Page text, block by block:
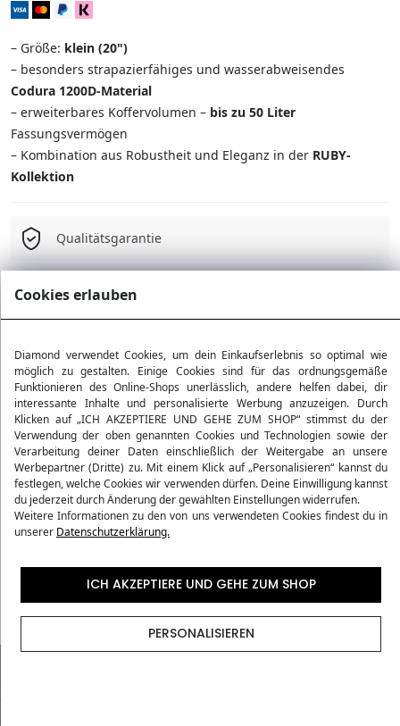
Großer Koffer
Set: Mittel + Reisetasche ausverkauft
3-in-1 Set
4-in-1 Set
– Größe: klein (20")
– besonders strapazierfähiges und wasserabweisendes
Codura 1200D-Material
– erweiterbares Koffervolumen – bis zu 50 Liter
Fassungsvermögen
– Kombination aus Robustheit und Eleganz in der RUBY-
Kollektion
Qualitätsgarantie
Kostenloser Versand ab 75 Є
Produktdetails
Bewertungen
Versandmethoden
Vorgaben der Fluggesellschaften
Cookies erlauben
Diamond verwendet Cookies, um dein Einkaufserlebnis so optimal wie
möglich zu gestalten. Einige Cookies sind für das ordnungsgemäße
Funktionieren des Online-Shops unerlässlich, andere helfen dabei, dir
interessante Inhalte und personalisierte Werbung anzuzeigen. Durch
Klicken auf „ICH AKZEPTIERE UND GEHE ZUM SHOP“ stimmst du der
Verwendung der oben genannten Cookies und Technologien sowie der
Verarbeitung deiner Daten einschließlich der Weitergabe an unsere
Werbepartner (Dritte) zu. Mit einem Klick auf „Personalisieren“ kannst du
festlegen, welche Cookies wir verwenden dürfen. Deine Einwilligung kannst
du jederzeit durch Änderung der gewählten Einstellungen widerrufen.
Weitere Informationen zu den von uns verwendeten Cookies findest du in
unserer Datenschutzerklärung.
ICH AKZEPTIERE UND GEHE ZUM SHOP
PERSONALISIEREN